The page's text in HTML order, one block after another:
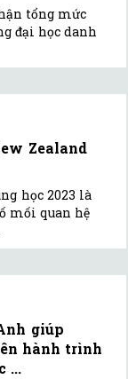
tổng mức
đại học danh
Zealand
học 2023 là
mối quan hệ
giúp
hành trình
...